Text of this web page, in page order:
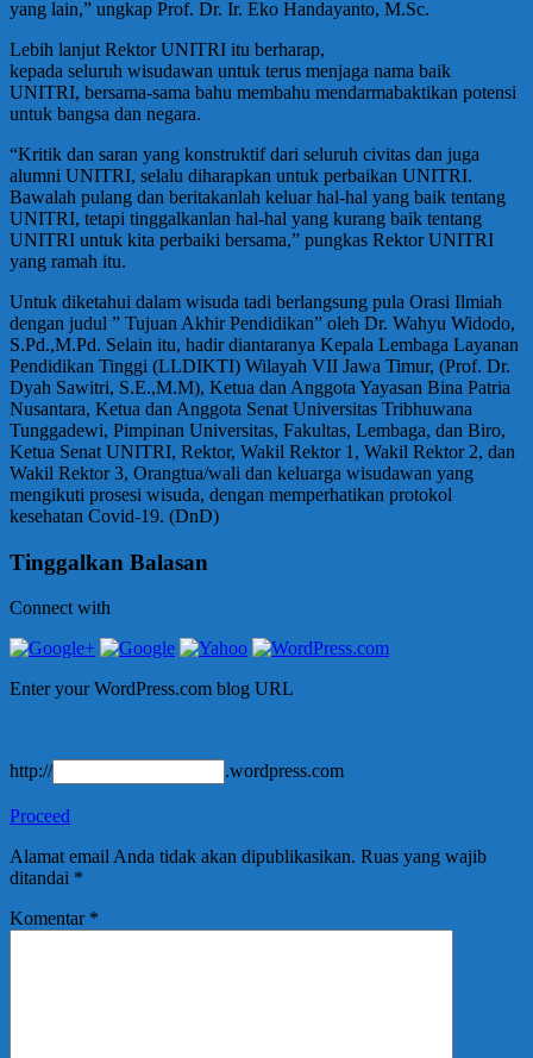
yang lain,” ungkap Prof. Dr. Ir. Eko Handayanto, M.Sc.
Lebih lanjut Rektor UNITRI itu berharap,
kepada seluruh wisudawan untuk terus menjaga nama baik
UNITRI, bersama-sama bahu membahu mendarmabaktikan potensi
untuk bangsa dan negara.
“Kritik dan saran yang konstruktif dari seluruh civitas dan juga
alumni UNITRI, selalu diharapkan untuk perbaikan UNITRI.
Bawalah pulang dan beritakanlah keluar hal-hal yang baik tentang
UNITRI, tetapi tinggalkanlan hal-hal yang kurang baik tentang
UNITRI untuk kita perbaiki bersama,” pungkas Rektor UNITRI
yang ramah itu.
Untuk diketahui dalam wisuda tadi berlangsung pula Orasi Ilmiah
dengan judul ” Tujuan Akhir Pendidikan” oleh Dr. Wahyu Widodo,
S.Pd.,M.Pd. Selain itu, hadir diantaranya Kepala Lembaga Layanan
Pendidikan Tinggi (LLDIKTI) Wilayah VII Jawa Timur, (Prof. Dr.
Dyah Sawitri, S.E.,M.M), Ketua dan Anggota Yayasan Bina Patria
Nusantara, Ketua dan Anggota Senat Universitas Tribhuwana
Tunggadewi, Pimpinan Universitas, Fakultas, Lembaga, dan Biro,
Ketua Senat UNITRI, Rektor, Wakil Rektor 1, Wakil Rektor 2, dan
Wakil Rektor 3, Orangtua/wali dan keluarga wisudawan yang
mengikuti prosesi wisuda, dengan memperhatikan protokol
kesehatan Covid-19. (DnD)
Tinggalkan Balasan
Connect with
Enter your WordPress.com blog URL
http:// .wordpress.com
Proceed
Alamat email Anda tidak akan dipublikasikan. Ruas yang wajib
ditandai *
Komentar *